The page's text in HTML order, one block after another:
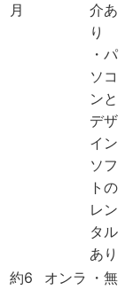
月
介あ
り
・パ
ソコ
ンと
デザ
イン
ソフ
トの
レン
タル
あり
約6
オンラ ・無